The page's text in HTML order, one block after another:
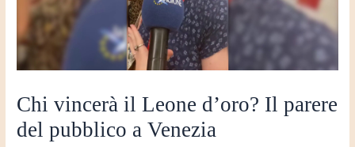
Chi vincerà il Leone d’oro? Il parere
del pubblico a Venezia